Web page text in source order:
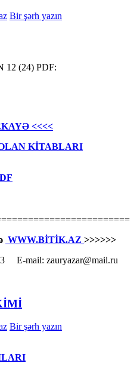
Bir şərh yazın
12 (24) PDF:
<<<<
KİTABLARI
WWW.BİTİK.AZ >>>>>>
E-mail: zauryazar@mail.ru
Bir şərh yazın